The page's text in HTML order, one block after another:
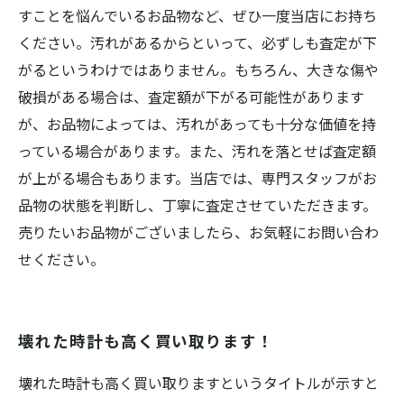
すことを悩んでいるお品物など、ぜひ一度当店にお持ち
ください。汚れがあるからといって、必ずしも査定が下
がるというわけではありません。もちろん、大きな傷や
破損がある場合は、査定額が下がる可能性があります
が、お品物によっては、汚れがあっても十分な価値を持
っている場合があります。また、汚れを落とせば査定額
が上がる場合もあります。当店では、専門スタッフがお
品物の状態を判断し、丁寧に査定させていただきます。
売りたいお品物がございましたら、お気軽にお問い合わ
せください。
壊れた時計も高く買い取ります！
壊れた時計も高く買い取りますというタイトルが示すと